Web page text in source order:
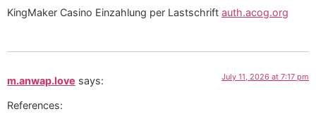
KingMaker Casino Einzahlung per Lastschrift auth.acog.org
m.anwap.love says: July 11, 2026 at 7:17 pm
References: